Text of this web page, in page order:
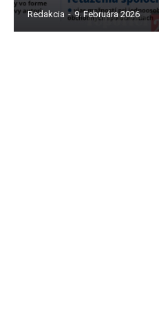
Redakcia - 9. Februára 2026